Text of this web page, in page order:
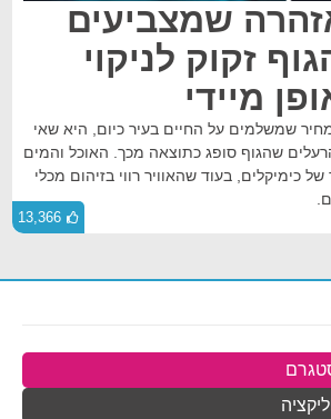
אזהרה שמצביעים
זקוק לניקוי
מיידי
שמשלמים על החיים בעיר כיום, היא שאי
שהגוף סופג כתוצאה מכך. האוכל והמים
כימיקלים, בעוד שהאוויר רווי בזיהום מכלי
13,366